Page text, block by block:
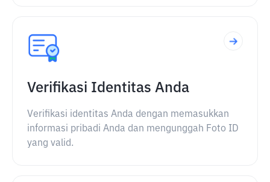
Verifikasi Identitas Anda
Verifikasi identitas Anda dengan memasukkan
informasi pribadi Anda dan mengunggah Foto ID
yang valid.